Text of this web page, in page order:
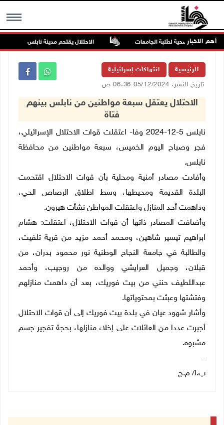
MENU أهم الاخبارالصحية لطلبة الجامعات الاحتلال يقتحم مدينة نابلس
الرئيسية انتهاكات إسرائيلية
تاريخ النشر: 05/12/2024 06:36 ص
الاحتلال يعتقل سبعة مواطنين من نابلس بينهم
فتاة
نابلس 5-12-2024 وفا- اعتقلت قوات الاحتلال الإسرائيلي،
فجر وصباح اليوم الخميس، سبعة مواطنين من محافظة
نابلس.
وأفادت مصادر أمنية ومحلية بأن قوات الاحتلال اقتحمت
البلدة القديمة ومحيطها، وسط اطلاق الرصاص الحي،
وداهمت أحد المنازل واعتقلت المواطن نشأت هيرون.
وأضافت المصادر ذاتها أن قوات الاحتلال، اعتقلت: هشام
ابراهيم تيسير شاهين، ومحمد أحمد مزيد من قرية تلفيت،
والطالبة في جامعة النجاح الوطنية نور محمود بدران، من
قبلان، وجميل العرايشي ووالده من روجيب، وأحمد
عبداللطيف حنني من بيت فوريك، بعد أن داهمت منازلهم
وفتشتها وعبثت بمحتوياتها.
وأشار شهود عيان في بلدة بيت فوريك إلى أن قوات الاحتلال
أجبرت عددا من العائلات على إخلاء منازلها، بحجة تفجير جسم
مشبوه.
-
ب.ا/ م.ج